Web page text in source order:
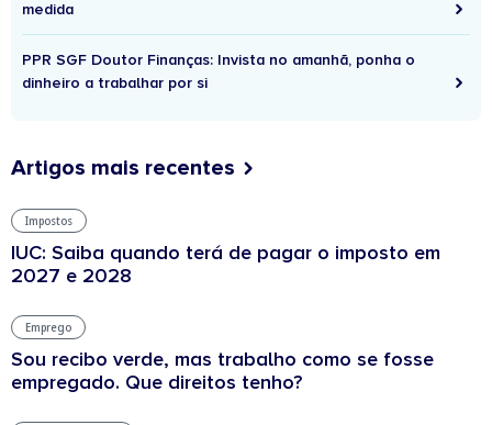
medida
PPR SGF Doutor Finanças: Invista no amanhã, ponha o
dinheiro a trabalhar por si
Artigos mais recentes
Impostos
IUC: Saiba quando terá de pagar o imposto em
2027 e 2028
Emprego
Sou recibo verde, mas trabalho como se fosse
empregado. Que direitos tenho?